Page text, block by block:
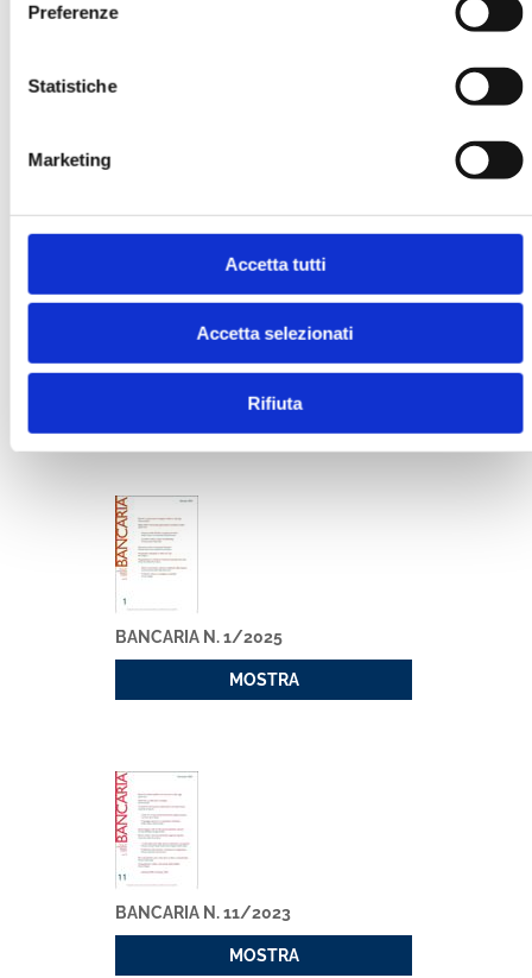
Preferenze
Statistiche
Marketing
Accetta tutti
Accetta selezionati
Rifiuta
BANCARIA N. 4/2025
BANCARIA N. 2/2025
MOSTRA
BANCARIA N. 1/2025
MOSTRA
BANCARIA N. 11/2023
MOSTRA